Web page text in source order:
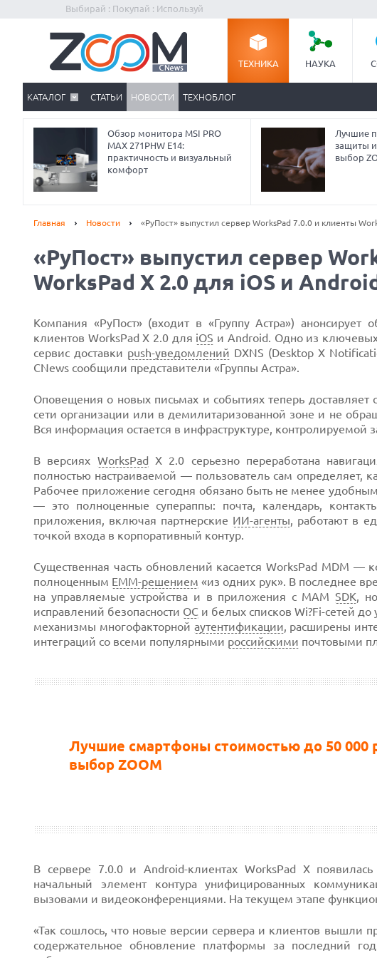
Выбирай : Покупай : Используй
ТЕХНИКА НАУКА
КАТАЛОГ СТАТЬИ НОВОСТИ ТЕХНОБЛОГ
Обзор монитора MSI PRO
MAX 271PHW E14:
практичность и визуальный
комфорт
Лучшие
защиты
выбор
Главная Новости «РуПост» выпустил сервер WorksPad 7.0.0 и клиенты
«РуПост» выпустил сервер
WorksPad X 2.0 для iOS и
Компания «РуПост» (входит в «Группу Астра»)
клиентов WorksPad X 2.0 для iOS и Android. Одно из
сервис доставки push-уведомлений DXNS (Desktop X
CNews сообщили представители «Группы Астра».
Оповещения о новых письмах и событиях теперь доставляет
сети организации или в демилитаризованной зоне и не
Вся информация остается в инфраструктуре, контролируемой
В версиях WorksPad X 2.0 серьезно переработана
полностью настраиваемой — пользователь сам определяет,
Рабочее приложение сегодня обязано быть не менее
— это полноценные супераппы: почта, календарь,
приложения, включая партнерские ИИ-агенты, работают в
точкой входа в корпоративный контур.
Существенная часть обновлений касается WorksPad MDM —
полноценным EMM-решением «из одних рук». В последнее
на управляемые устройства и в приложения с MAM SDK,
исправлений безопасности ОС и белых списков Wi?Fi-сетей до
механизмы многофакторной аутентификации, расширены
интеграций со всеми популярными российскими почтовыми
Лучшие смартфоны стоимостью до 50 000
выбор ZOOM
В сервере 7.0.0 и Android-клиентах WorksPad X
начальный элемент контура унифицированных
вызовами и видеоконференциями. На текущем этапе
«Так сошлось, что новые версии сервера и клиентов вышли
содержательное обновление платформы за последний
Prev